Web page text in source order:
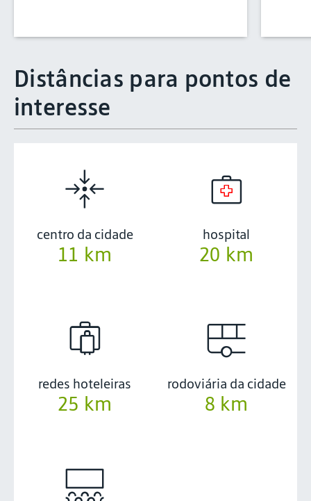
Distâncias para pontos de
interesse
centro da cidade
11 km
hospital
20 km
redes hoteleiras
25 km
rodoviária da cidade
8 km